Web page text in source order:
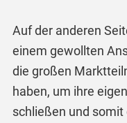
Auf der anderen
einem gewollten
die großen
haben, um ihre
schließen und somit